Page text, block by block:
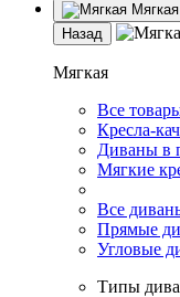
Мягкая
Назад
Мягкая
Все
Кресла-
Диваны в
Мягкие
Все
Прямые
Угловые
Типы